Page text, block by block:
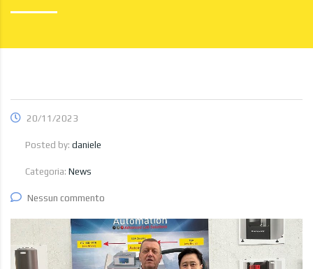
20/11/2023
Posted by: daniele
Categoria: News
Nessun commento